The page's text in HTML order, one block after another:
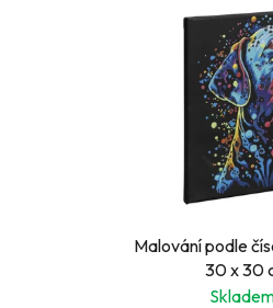
Malování podle
30 x 30